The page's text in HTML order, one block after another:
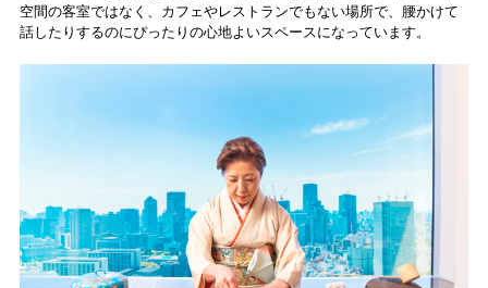
空間の客室ではなく、カフェやレストランでもない場所で、腰かけて
話したりするのにぴったりの心地よいスペースになっています。